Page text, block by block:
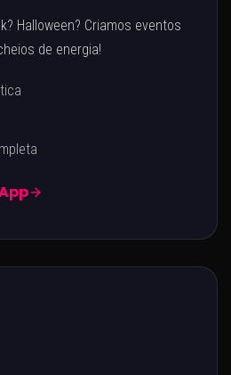
Halloween? Criamos eventos
de energia!